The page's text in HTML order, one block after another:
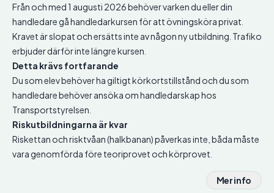
Från och med 1 augusti 2026 behöver varken du eller din
handledare gå handledarkursen för att övningsköra privat.
Kravet är slopat och ersätts inte av någon ny utbildning. Trafiko
erbjuder därför inte längre kursen.
Detta krävs fortfarande
Du som elev behöver ha giltigt körkortstillstånd och du som
handledare behöver ansöka om handledarskap hos
Transportstyrelsen.
Riskutbildningarna är kvar
Riskettan och risktvåan (halkbanan) påverkas inte, båda måste
vara genomförda före teoriprovet och körprovet.
Mer info